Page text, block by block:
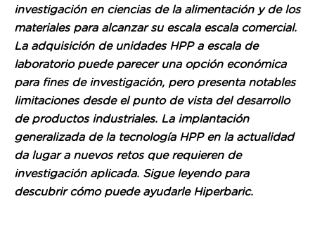
investigación en ciencias de la alimentación y de los
materiales para alcanzar su escala escala comercial.
La adquisición de unidades HPP a escala de
laboratorio puede parecer una opción económica
para fines de investigación, pero presenta notables
limitaciones desde el punto de vista del desarrollo
de productos industriales. La implantación
generalizada de la tecnología HPP en la actualidad
da lugar a nuevos retos que requieren de
investigación aplicada. Sigue leyendo para
descubrir cómo puede ayudarle Hiperbaric.